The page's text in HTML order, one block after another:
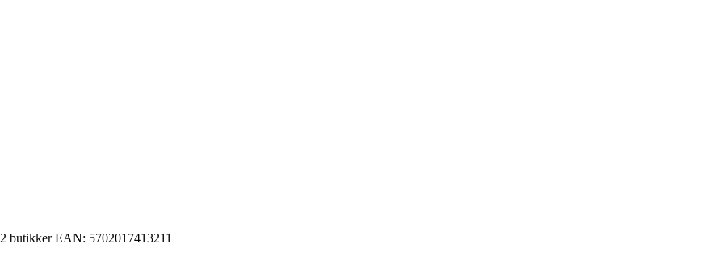
2 butikker EAN: 5702017413211